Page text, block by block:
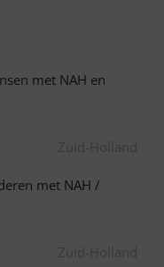
met NAH en
met NAH /